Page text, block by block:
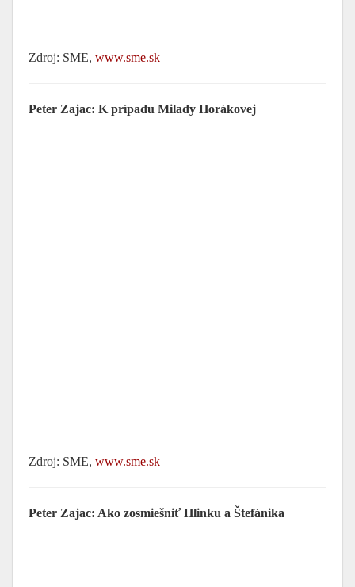
Zdroj: SME, www.sme.sk
Peter Zajac: K prípadu Milady Horákovej
Zdroj: SME, www.sme.sk
Peter Zajac: Ako zosmiešniť Hlinku a Štefánika